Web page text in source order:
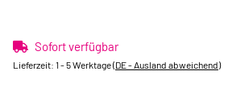
Sofort verfügbar
Lieferzeit: 1 - 5 Werktage(DE - Ausland abweichend)